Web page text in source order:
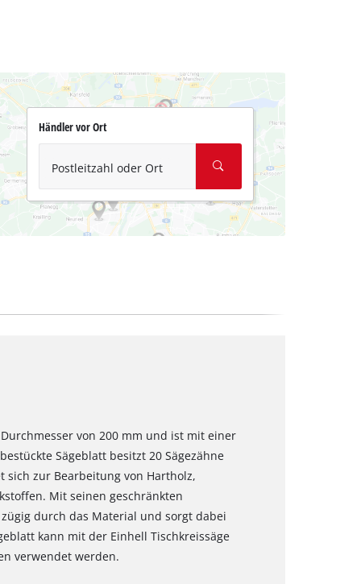
Händler vor Ort
Postleitzahl oder Ort
von 200 mm und ist mit einer
Sägeblatt besitzt 20 Sägezähne
zur Bearbeitung von Hartholz,
Mit seinen geschränkten
durch das Material und sorgt dabei
kann mit der Einhell Tischkreissäge
verwendet werden.